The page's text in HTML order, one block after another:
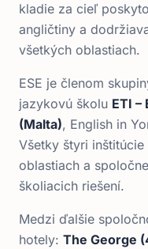
kladie za cieľ
angličtiny a
všetkých oblastiach.
ESE je členom
jazykovú školu ETI
(Malta), English in
Všetky štyri
oblastiach a
školiacich riešení.
Medzi ďalšie
hotely: The George